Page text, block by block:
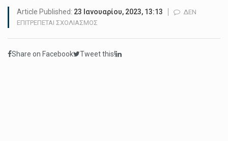
Article Published: 23 Ιανουαρίου, 2023, 13:13
ΔΕΝ
ΕΠΙΤΡΈΠΕΤΑΙ ΣΧΟΛΙΑΣΜΌΣ
17.800
Share on Facebook Tweet this!